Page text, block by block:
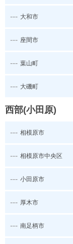
--- 大和市
--- 座間市
--- 葉山町
--- 大磯町
西部(小田原)
--- 相模原市
--- 相模原市中央区
--- 小田原市
--- 厚木市
--- 南足柄市